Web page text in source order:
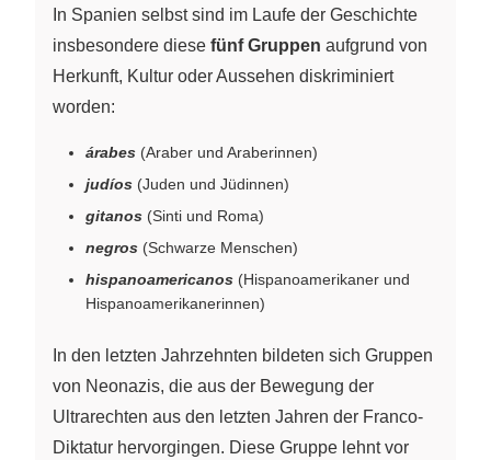
In Spanien selbst sind im Laufe der Geschichte
insbesondere diese fünf Gruppen aufgrund von
Herkunft, Kultur oder Aussehen diskriminiert
worden:
árabes (Araber und Araberinnen)
judíos (Juden und Jüdinnen)
gitanos (Sinti und Roma)
negros (Schwarze Menschen)
hispanoamericanos (Hispanoamerikaner und
Hispanoamerikanerinnen)
In den letzten Jahrzehnten bildeten sich Gruppen
von Neonazis, die aus der Bewegung der
Ultrarechten aus den letzten Jahren der Franco-
Diktatur hervorgingen. Diese Gruppe lehnt vor